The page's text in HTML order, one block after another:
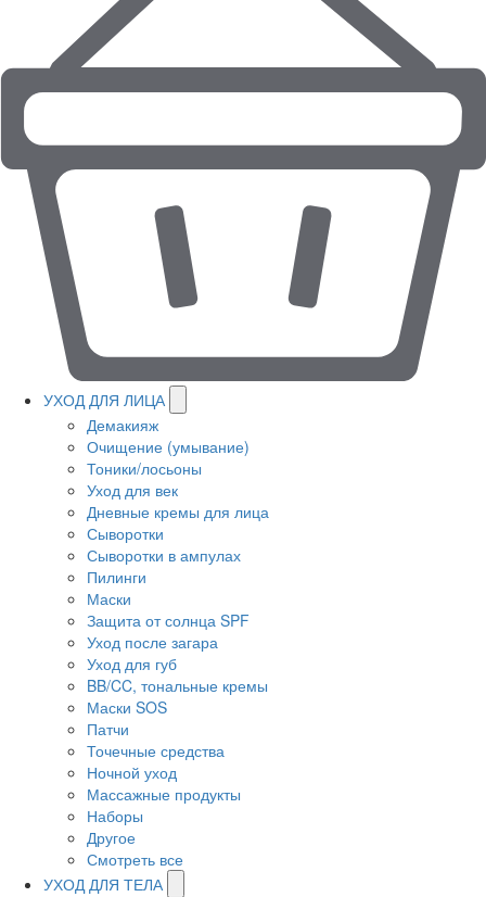
УХОД ДЛЯ ЛИЦА
Демакияж
Очищение (умывание)
Тоники/лосьоны
Уход для век
Дневные кремы для лица
Сыворотки
Сыворотки в ампулах
Пилинги
Маски
Защита от солнца SPF
Уход после загара
Уход для губ
BB/CC, тональные кремы
Маски SOS
Патчи
Точечные средства
Ночной уход
Массажные продукты
Наборы
Другое
Смотреть все
УХОД ДЛЯ ТЕЛА